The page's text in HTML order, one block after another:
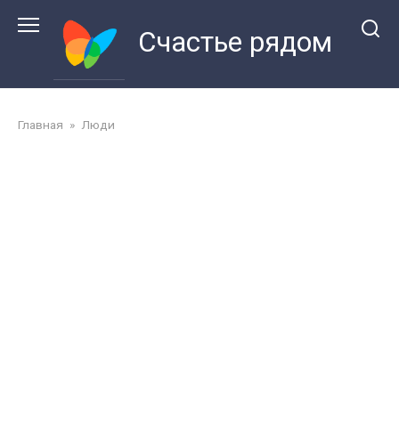
Счастье рядом
Главная » Люди